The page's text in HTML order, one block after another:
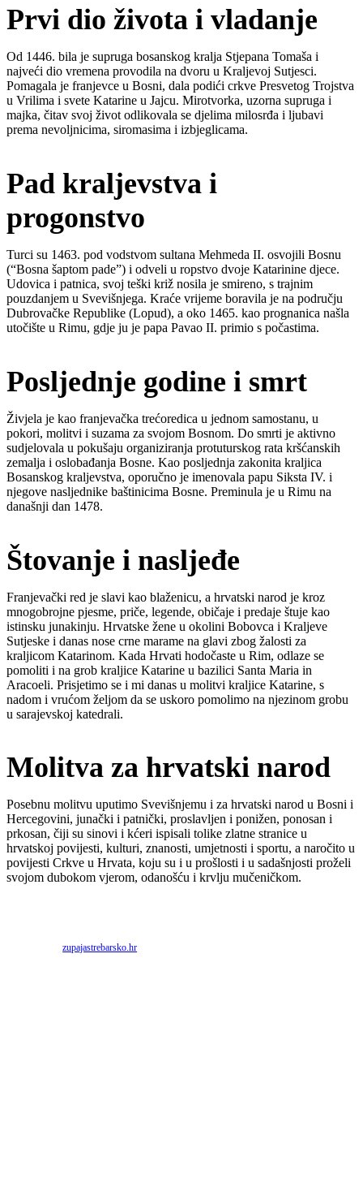
Prvi dio života i vladanje
Od 1446. bila je supruga bosanskog kralja Stjepana Tomaša i
najveći dio vremena provodila na dvoru u Kraljevoj Sutjesci.
Pomagala je franjevce u Bosni, dala podići crkve Presvetog Trojstva
u Vrilima i svete Katarine u Jajcu. Mirotvorka, uzorna supruga i
majka, čitav svoj život odlikovala se djelima milosrđa i ljubavi
prema nevoljnicima, siromasima i izbjeglicama.
Pad kraljevstva i
progonstvo
Turci su 1463. pod vodstvom sultana Mehmeda II. osvojili Bosnu
(“Bosna šaptom pade”) i odveli u ropstvo dvoje Katarinine djece.
Udovica i patnica, svoj teški križ nosila je smireno, s trajnim
pouzdanjem u Svevišnjega. Kraće vrijeme boravila je na području
Dubrovačke Republike (Lopud), a oko 1465. kao prognanica našla
utočište u Rimu, gdje ju je papa Pavao II. primio s počastima.
Posljednje godine i smrt
Živjela je kao franjevačka trećoredica u jednom samostanu, u
pokori, molitvi i suzama za svojom Bosnom. Do smrti je aktivno
sudjelovala u pokušaju organiziranja protuturskog rata kršćanskih
zemalja i oslobađanja Bosne. Kao posljednja zakonita kraljica
Bosanskog kraljevstva, oporučno je imenovala papu Siksta IV. i
njegove nasljednike baštinicima Bosne. Preminula je u Rimu na
današnji dan 1478.
Štovanje i nasljeđe
Franjevački red je slavi kao blaženicu, a hrvatski narod je kroz
mnogobrojne pjesme, priče, legende, običaje i predaje štuje kao
istinsku junakinju. Hrvatske žene u okolini Bobovca i Kraljeve
Sutjeske i danas nose crne marame na glavi zbog žalosti za
kraljicom Katarinom. Kada Hrvati hodočaste u Rim, odlaze se
pomoliti i na grob kraljice Katarine u bazilici Santa Maria in
Aracoeli. Prisjetimo se i mi danas u molitvi kraljice Katarine, s
nadom i vrućom željom da se uskoro pomolimo na njezinom grobu
u sarajevskoj katedrali.
Molitva za hrvatski narod
Posebnu molitvu uputimo Svevišnjemu i za hrvatski narod u Bosni i
Hercegovini, junački i patnički, proslavljen i ponižen, ponosan i
prkosan, čiji su sinovi i kćeri ispisali tolike zlatne stranice u
hrvatskoj povijesti, kulturi, znanosti, umjetnosti i sportu, a naročito u
povijesti Crkve u Hrvata, koju su i u prošlosti i u sadašnjosti proželi
svojom dubokom vjerom, odanošću i krvlju mučeničkom.
Izvor:zupajastrebarsko.hr